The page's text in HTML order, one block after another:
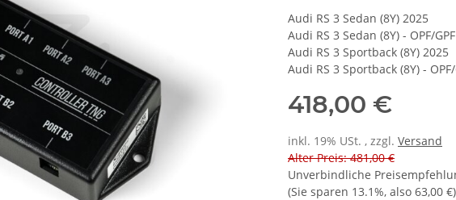
Audi RS 3 Sedan (8Y) 2025
Audi RS 3 Sedan (8Y) - OPF/
Audi RS 3 Sportback (8Y) 2025
Audi RS 3 Sportback (8Y) -
418,00 €
inkl. 19% USt. , zzgl. Versand
Alter Preis: 481,00 €
Unverbindliche
(Sie sparen 13.1%, also 63,00 €)